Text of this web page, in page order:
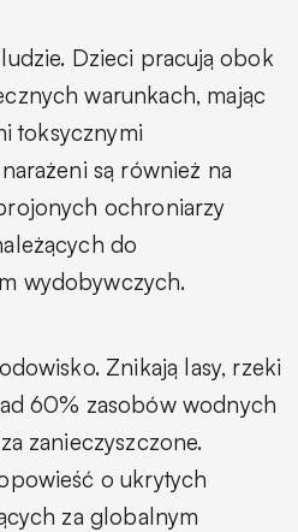
Dzieci pracują obok
warunkach, mając
toksycznymi
są również na
ochroniarzy
do
wydobywczych.
Znikają lasy, rzeki
60% zasobów wodnych
zanieczyszczone.
o ukrytych
za globalnym